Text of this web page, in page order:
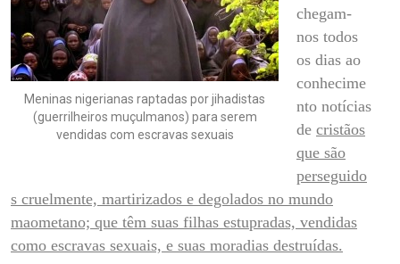
Meninas nigerianas raptadas por jihadistas
(guerrilheiros muçulmanos) para serem
vendidas com escravas sexuais
chegam-
nos todos
os dias ao
conhecime
nto notícias
de cristãos
que são
perseguido
s cruelmente, martirizados e degolados no mundo
maometano; que têm suas filhas estupradas, vendidas
como escravas sexuais, e suas moradias destruídas.